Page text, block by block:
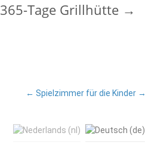
365-Tage Grillhütte →
Post
← Spielzimmer für die Kinder →